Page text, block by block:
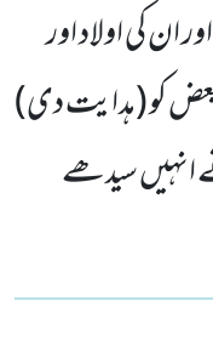
ان کی اولاد اور
کو (ہدایت دی)
انہیں سیدھے